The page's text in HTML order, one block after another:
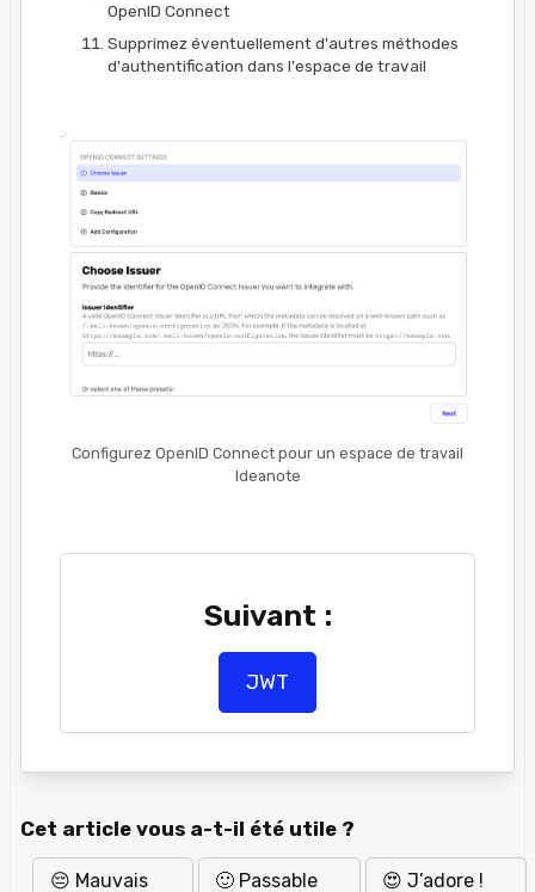
OpenID Connect
Supprimez éventuellement d'autres méthodes
d'authentification dans l'espace de travail
Configurez OpenID Connect pour un espace de travail
Ideanote
Suivant :
JWT
Cet article vous a-t-il été utile ?
😔 Mauvais 🙂 Passable 😍 J’adore !